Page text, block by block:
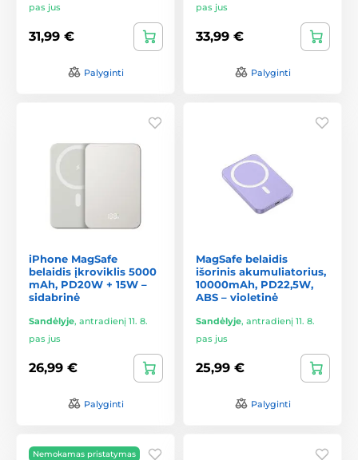
pas jus
31,99 €
Palyginti
pas jus
33,99 €
Palyginti
iPhone MagSafe
belaidis įkroviklis 5000
mAh, PD20W + 15W –
sidabrinė
Sandėlyje, antradienį 11. 8.
pas jus
26,99 €
Palyginti
MagSafe belaidis
išorinis akumuliatorius,
10000mAh, PD22,5W,
ABS – violetinė
Sandėlyje, antradienį 11. 8.
pas jus
25,99 €
Palyginti
Nemokamas pristatymas